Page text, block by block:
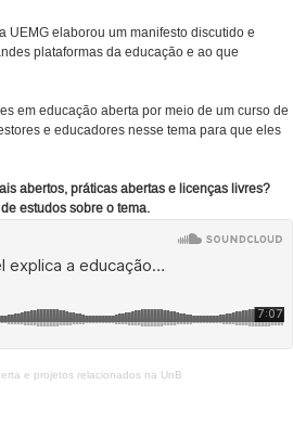
UEMG elaborou um manifesto discutido e
plataformas da educação e ao que
em educação aberta por meio de um curso de
e educadores nesse tema para que eles
abertos, práticas abertas e licenças livres?
estudos sobre o tema.
e projetos relacionados na UnB